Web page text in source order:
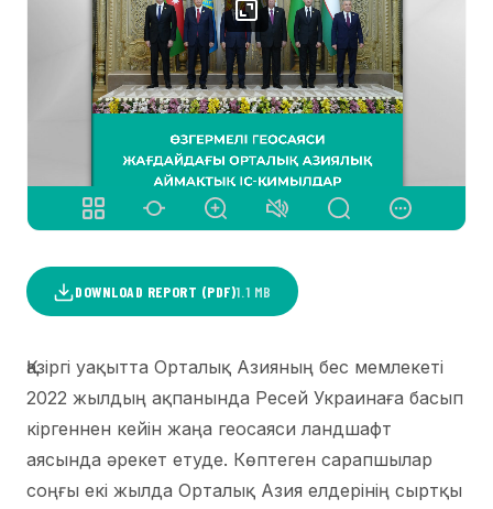
DOWNLOAD REPORT (PDF)1.1 MB
Қазіргі уақытта Орталық Азияның бес мемлекеті
2022 жылдың ақпанында Ресей Украинаға басып
кіргеннен кейін жаңа геосаяси ландшафт
аясында әрекет етуде. Көптеген сарапшылар
соңғы екі жылда Орталық Азия елдерінің сыртқы